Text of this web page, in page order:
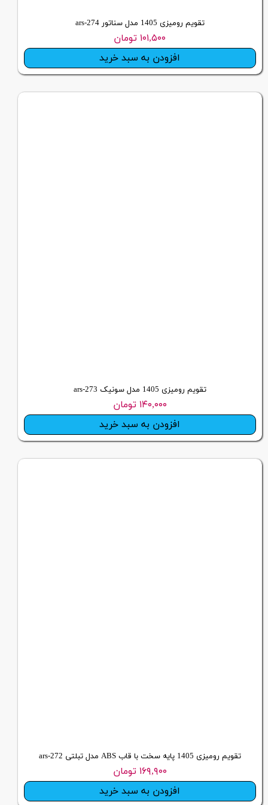
تقویم رومیزی 1405 مدل سناتور ars-274
۱۰۱,۵۰۰ تومان
افزودن به سبد خرید
تقویم رومیزی 1405 مدل سونیک ars-273
۱۴۰,۰۰۰ تومان
افزودن به سبد خرید
تقویم رومیزی 1405 پایه سخت با قاب ABS مدل تبلتی ars-272
۱۶۹,۹۰۰ تومان
افزودن به سبد خرید